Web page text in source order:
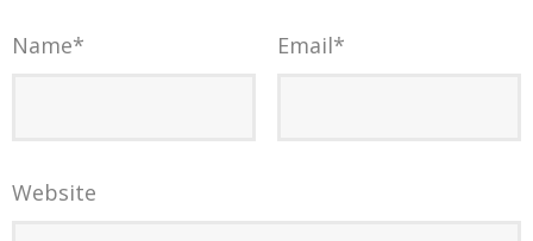
Name* Email*
Website